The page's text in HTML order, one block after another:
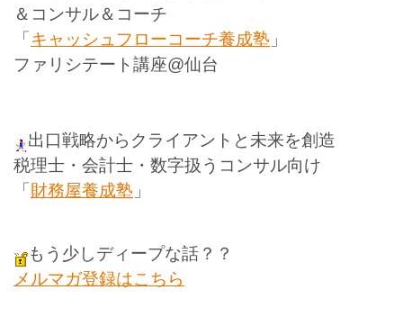
＆コンサル＆コーチ
「 キャッシュフローコーチ養成塾 」
ファリシテート講座@仙台
出口戦略からクライアントと未来を創造
税理士・会計士・数字扱うコンサル向け
「 財務屋養成塾 」
もう少しディープな話？？
メルマガ登録はこちら